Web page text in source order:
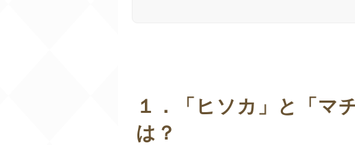
１．「ヒソカ」と「マ
は？